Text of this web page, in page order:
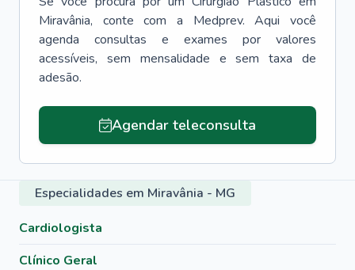
Miravânia, conte com a Medprev. Aqui você
agenda consultas e exames por valores
acessíveis, sem mensalidade e sem taxa de
adesão.
Agendar teleconsulta
Especialidades em Miravânia - MG
Cardiologista
Clínico Geral